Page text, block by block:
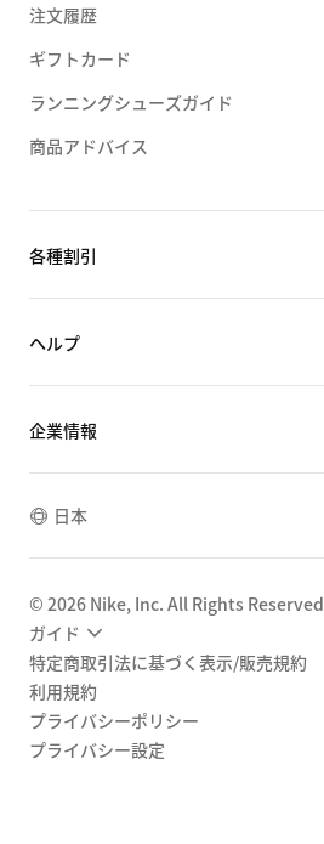
注文履歴
ギフトカード
ランニングシューズガイド
商品アドバイス
各種割引
ヘルプ
企業情報
日本
© 2026 Nike, Inc. All Rights Reserved
ガイド
特定商取引法に基づく表示/販売規約
利用規約
プライバシーポリシー
プライバシー設定